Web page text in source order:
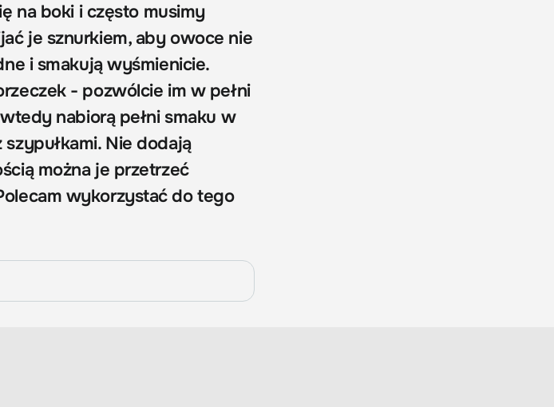
na boki i często musimy
je sznurkiem, aby owoce nie
i smakują wyśmienicie.
- pozwólcie im w pełni
nabiorą pełni smaku w
Nie dodają
można je przetrzeć
wykorzystać do tego